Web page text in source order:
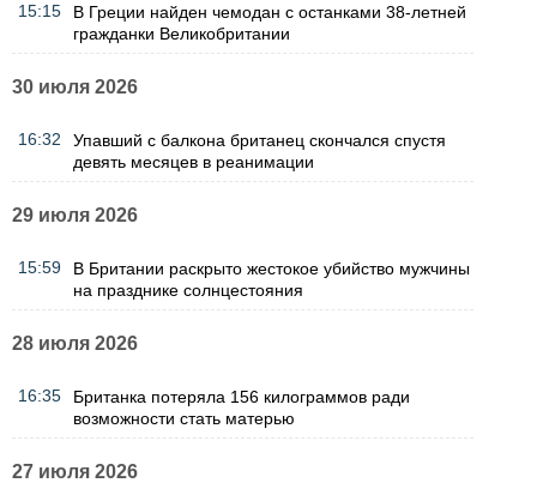
15:15
В Греции найден чемодан с останками 38-летней
гражданки Великобритании
30 июля 2026
16:32
Упавший с балкона британец скончался спустя
девять месяцев в реанимации
29 июля 2026
15:59
В Британии раскрыто жестокое убийство мужчины
на празднике солнцестояния
28 июля 2026
16:35
Британка потеряла 156 килограммов ради
возможности стать матерью
27 июля 2026